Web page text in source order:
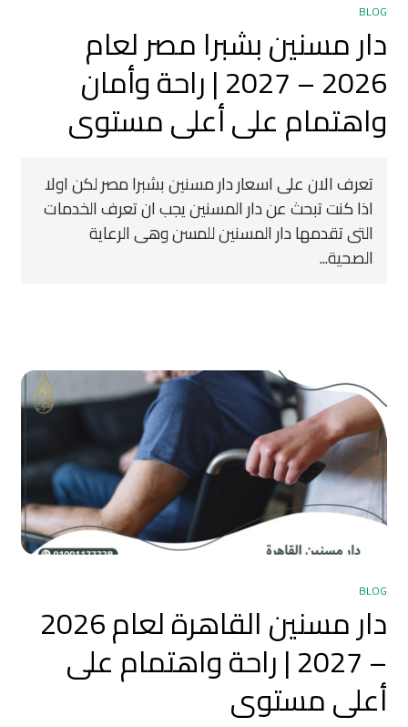
BLOG
دار مسنين بشبرا مصر لعام
2026 – 2027 | راحة وأمان
واهتمام على أعلى مستوى
تعرف الان على اسعار دار مسنين بشبرا مصر لكن اولا
اذا كنت تبحث عن دار المسنين يجب ان تعرف الخدمات
التى تقدمها دار المسنين للمسن وهى الرعاية
الصحية...
BLOG
دار مسنين القاهرة لعام 2026
– 2027 | راحة واهتمام على
أعلى مستوى